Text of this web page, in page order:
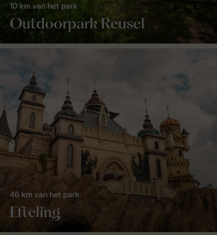
Outdoorpark Reusel
10 km van het park
Efteling
46 km van het park